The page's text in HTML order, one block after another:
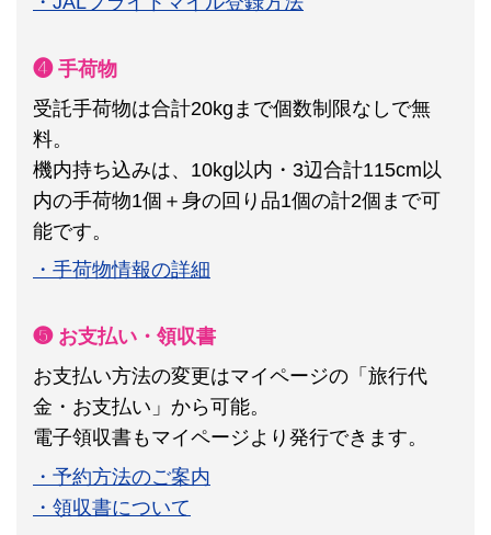
❹ 手荷物
受託手荷物は合計20kgまで個数制限なしで無
料。
機内持ち込みは、10kg以内・3辺合計115cm以
内の手荷物1個＋身の回り品1個の計2個まで可
能です。
・手荷物情報の詳細
❺ お支払い・領収書
お支払い方法の変更はマイページの「旅行代
金・お支払い」から可能。
電子領収書もマイページより発行できます。
・予約方法のご案内
・領収書について